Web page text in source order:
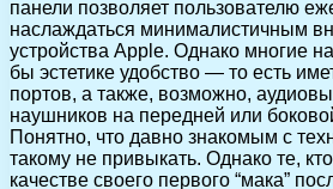
панели позволяет пользователю
наслаждаться минималистичным
устройства Apple. Однако многие
бы эстетике удобство — то есть
портов, а также, возможно,
наушников на передней или
Понятно, что давно знакомым с
такому не привыкать. Однако те,
качестве своего первого “мака”